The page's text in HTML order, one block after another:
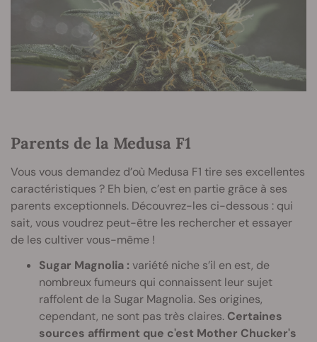
Parents de la Medusa F1
Vous vous demandez d’où Medusa F1 tire ses excellentes
caractéristiques ? Eh bien, c’est en partie grâce à ses
parents exceptionnels. Découvrez-les ci-dessous : qui
sait, vous voudrez peut-être les rechercher et essayer
de les cultiver vous-même !
Sugar Magnolia : variété niche s’il en est, de
nombreux fumeurs qui connaissent leur sujet
raffolent de la Sugar Magnolia. Ses origines,
cependant, ne sont pas très claires. Certaines
sources affirment que c'est Mother Chucker's